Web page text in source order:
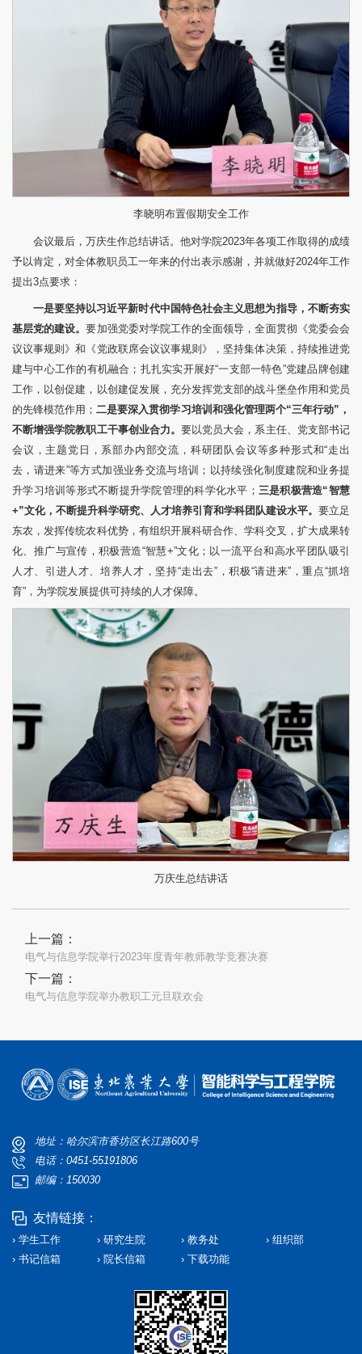
李晓明布置假期安全工作
会议最后，万庆生作总结讲话。他对学院2023年各项工作取得的成绩
予以肯定，对全体教职员工一年来的付出表示感谢，并就做好2024年工作
提出3点要求：
一是要坚持以习近平新时代中国特色社会主义思想为指导，不断夯实
基层党的建设。要加强党委对学院工作的全面领导，全面贯彻《党委会会
议议事规则》和《党政联席会议议事规则》，坚持集体决策，持续推进党
建与中心工作的有机融合；扎扎实实开展好“一支部一特色”党建品牌创建
工作，以创促建，以创建促发展，充分发挥党支部的战斗堡垒作用和党员
的先锋模范作用；二是要深入贯彻学习培训和强化管理两个“三年行动”，
不断增强学院教职工干事创业合力。要以党员大会，系主任、党支部书记
会议，主题党日，系部办内部交流，科研团队会议等多种形式和“走出
去，请进来”等方式加强业务交流与培训；以持续强化制度建院和业务提
升学习培训等形式不断提升学院管理的科学化水平； 三是积极营造“智慧
+”文化，不断提升科学研究、人才培养引育和学科团队建设水平。 要立足
东农，发挥传统农科优势，有组织开展科研合作、学科交叉，扩大成果转
化、推广与宣传，积极营造“智慧+”文化；以一流平台和高水平团队吸引
人才、引进人才、培养人才，坚持“走出去”，积极“请进来”，重点“抓培
育”，为学院发展提供可持续的人才保障。
万庆生总结讲话
上一篇：
电气与信息学院举行2023年度青年教师教学竞赛决赛
下一篇：
电气与信息学院举办教职工元旦联欢会
地址：哈尔滨市香坊区长江路600号
电话：0451-55191806
邮编：150030
友情链接：
› 学生工作 › 研究生院 › 教务处
› 组织部
› 书记信箱
› 院长信箱 › 下载功能